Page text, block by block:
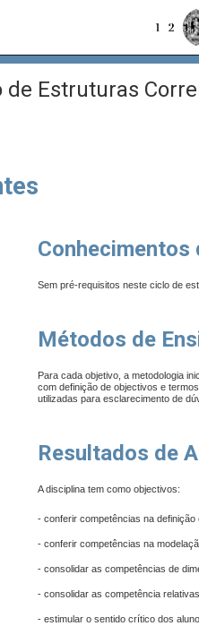
de Estruturas
Conhecimentos
Sem pré-requisitos neste ciclo de
Métodos de
Para cada objetivo, a metodologia
com definição de objectivos e
utilizadas para esclarecimento de
Resultados de
A disciplina tem como objectivos:
- conferir competências na
- conferir competências na
- consolidar as competências de
- consolidar as competência
- estimular o sentido crítico dos